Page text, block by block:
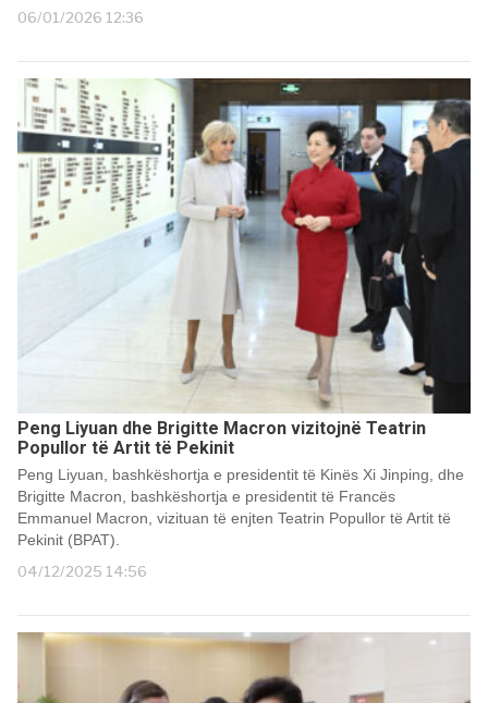
06/01/2026 12:36
Peng Liyuan dhe Brigitte Macron vizitojnë Teatrin
Popullor të Artit të Pekinit
Peng Liyuan, bashkëshortja e presidentit të Kinës Xi Jinping, dhe
Brigitte Macron, bashkëshortja e presidentit të Francës
Emmanuel Macron, vizituan të enjten Teatrin Popullor të Artit të
Pekinit (BPAT).
04/12/2025 14:56